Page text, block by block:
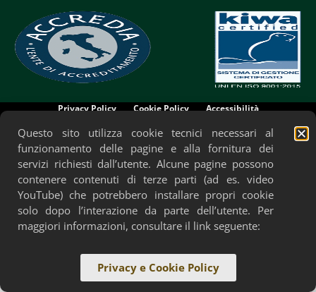
Privacy Policy Cookie Policy Accessibilità
Questo sito utilizza cookie tecnici necessari al
funzionamento delle pagine e alla fornitura dei
servizi richiesti dall’utente. Alcune pagine possono
contenere contenuti di terze parti (ad es. video
YouTube) che potrebbero installare propri cookie
solo dopo l’interazione da parte dell’utente. Per
maggiori informazioni, consultare il link seguente:
Privacy e Cookie Policy